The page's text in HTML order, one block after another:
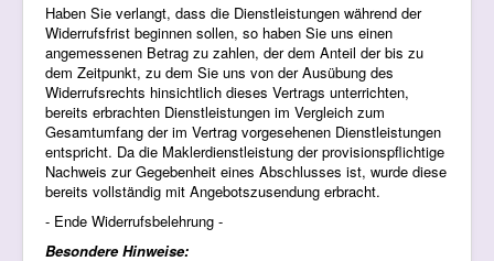
Haben Sie verlangt, dass die Dienstleistungen während der
Widerrufsfrist beginnen sollen, so haben Sie uns einen
angemessenen Betrag zu zahlen, der dem Anteil der bis zu
dem Zeitpunkt, zu dem Sie uns von der Ausübung des
Widerrufsrechts hinsichtlich dieses Vertrags unterrichten,
bereits erbrachten Dienstleistungen im Vergleich zum
Gesamtumfang der im Vertrag vorgesehenen Dienstleistungen
entspricht. Da die Maklerdienstleistung der provisionspflichtige
Nachweis zur Gegebenheit eines Abschlusses ist, wurde diese
bereits vollständig mit Angebotszusendung erbracht.
- Ende Widerrufsbelehrung -
Besondere Hinweise: